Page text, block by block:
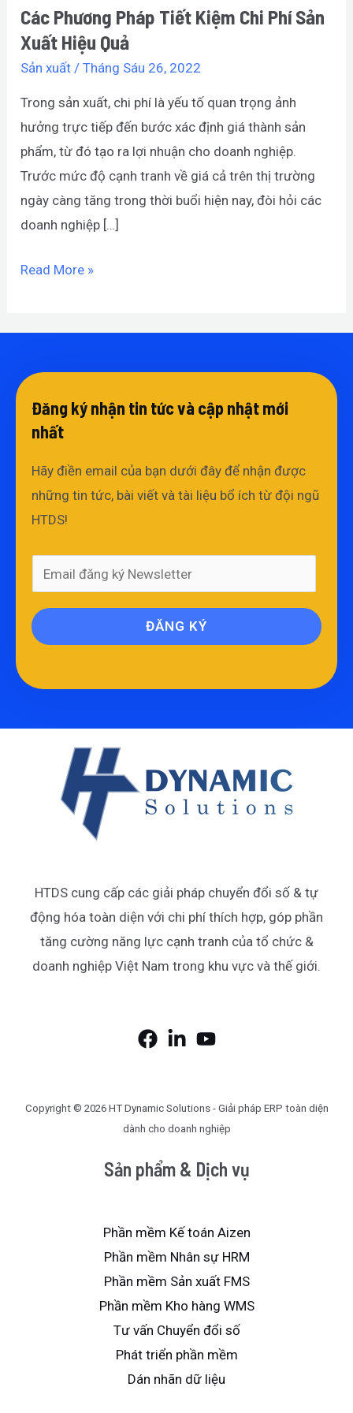
Các Phương Pháp Tiết Kiệm Chi Phí Sản
Xuất Hiệu Quả
Sản xuất /Tháng Sáu 26, 2022
Trong sản xuất, chi phí là yếu tố quan trọng ảnh
hưởng trực tiếp đến bước xác định giá thành sản
phẩm, từ đó tạo ra lợi nhuận cho doanh nghiệp.
Trước mức độ cạnh tranh về giá cả trên thị trường
ngày càng tăng trong thời buổi hiện nay, đòi hỏi các
doanh nghiệp […]
Xuất
Hiệu
Quả
Read More »
Đăng ký nhận tin tức và cập nhật mới
nhất​
Hãy điền email của bạn dưới đây để nhận được
những tin tức, bài viết và tài liệu bổ ích từ đội ngũ
HTDS!
ĐĂNG KÝ
HTDS cung cấp các giải pháp chuyển đổi số & tự
động hóa toàn diện với chi phí thích hợp, góp phần
tăng cường năng lực cạnh tranh của tổ chức &
doanh nghiệp Việt Nam trong khu vực và thế giới.
Copyright © 2026 HT Dynamic Solutions - Giải pháp ERP toàn diện
dành cho doanh nghiệp
Sản phẩm & Dịch vụ
Phần mềm Kế toán Aizen
Phần mềm Nhân sự HRM
Phần mềm Sản xuất FMS
Phần mềm Kho hàng WMS
Tư vấn Chuyển đổi số
Phát triển phần mềm
Dán nhãn dữ liệu